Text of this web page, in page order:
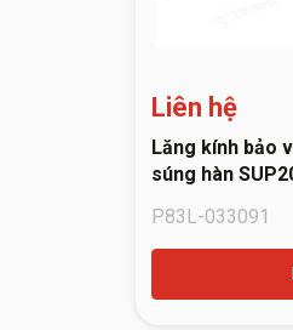
Liên hệ
Lăng kính bảo
súng hàn
P83L-033091